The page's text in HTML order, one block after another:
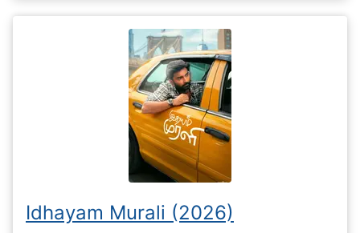
Idhayam Murali (2026)